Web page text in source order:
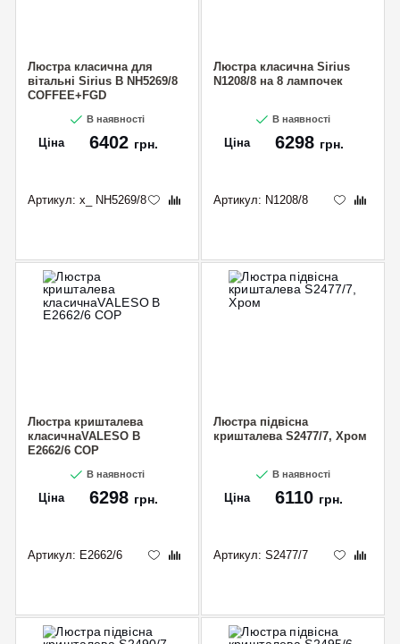
Люстра класична для
вітальні Sirius B NH5269/8
COFFEE+FGD
В наявності
Ціна 6402 грн.
Артикул: x_ NH5269/8
Люстра класична Sirius
N1208/8 на 8 лампочек
В наявності
Ціна 6298 грн.
Артикул: N1208/8
Люстра кришталева
класичнаVALESO B
E2662/6 COP
В наявності
Ціна 6298 грн.
Артикул: E2662/6
Люстра підвісна
кришталева S2477/7, Хром
В наявності
Ціна 6110 грн.
Артикул: S2477/7